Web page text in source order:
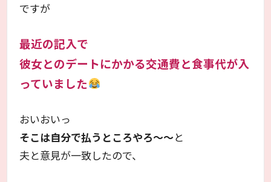
ですが
最近の記入で
彼女とのデートにかかる交通費と食事代が入
っていました
おいおいっ
そこは自分で払うところやろ～～と
夫と意見が一致したので、